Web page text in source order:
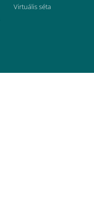
Virtuális séta